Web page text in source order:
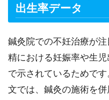
出生率データ
鍼灸院での不妊治療が
精における妊娠率や生
で示されているためで
文では、鍼灸の施術を